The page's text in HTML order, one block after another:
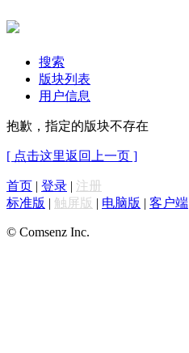
搜索
版块列表
用户信息
抱歉，指定的版块不存在
[ 点击这里返回上一页 ]
首页 | 登录 | 注册
标准版 | 触屏版 | 电脑版 | 客户端
© Comsenz Inc.